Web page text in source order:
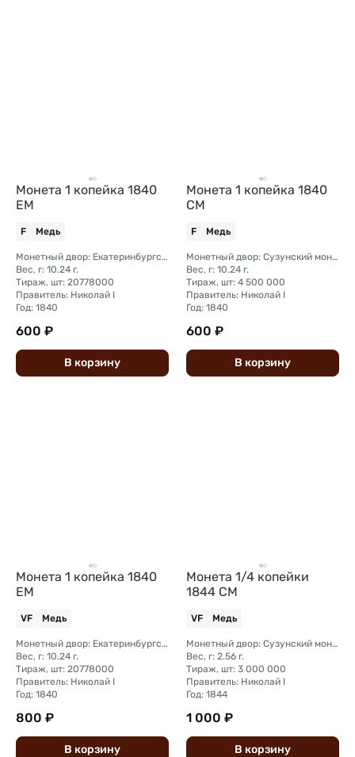
Монета 1 копейка 1840
ЕМ
F Медь
Монетный двор: Екатеринбургский монетный двор
Вес, г: 10.24 г.
Тираж, шт: 20778000
Правитель: Николай I
Год: 1840
600 ₽
В корзину
Монета 1 копейка 1840
СМ
F Медь
Монетный двор: Сузунский монетный двор (Сибирь)
Вес, г: 10.24 г.
Тираж, шт: 4 500 000
Правитель: Николай I
Год: 1840
600 ₽
В корзину
Монета 1 копейка 1840
ЕМ
VF Медь
Монетный двор: Екатеринбургский монетный двор
Вес, г: 10.24 г.
Тираж, шт: 20778000
Правитель: Николай I
Год: 1840
800 ₽
В корзину
Монета 1/4 копейки
1844 СМ
VF Медь
Монетный двор: Сузунский монетный двор (Сибирь)
Вес, г: 2.56 г.
Тираж, шт: 3 000 000
Правитель: Николай I
Год: 1844
1 000 ₽
В корзину